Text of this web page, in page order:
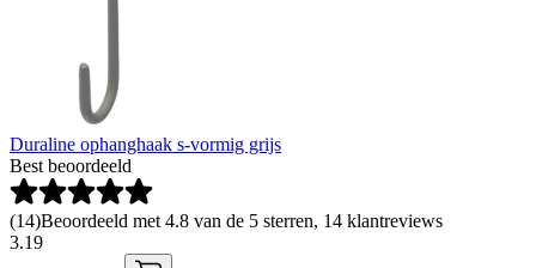
Duraline ophanghaak s-vormig grijs
Best beoordeeld
(14)Beoordeeld met 4.8 van de 5 sterren, 14 klantreviews
3.19